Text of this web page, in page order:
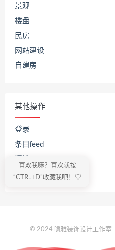
景观
楼盘
民房
网站建设
自建房
其他操作
登录
条目feed
WordPress.org
© 2024 啸雅装饰设计工作室
喜欢我嘛？喜欢就按
“CTRL+D”收藏我吧！♡